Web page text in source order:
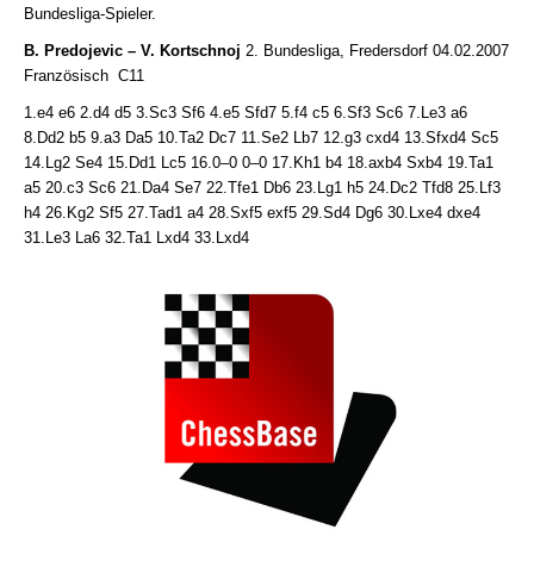
Bundesliga-Spieler.
B. Predojevic – V. Kortschnoj 2. Bundesliga, Fredersdorf 04.02.2007
Französisch C11
1.e4 e6 2.d4 d5 3.Sc3 Sf6 4.e5 Sfd7 5.f4 c5 6.Sf3 Sc6 7.Le3 a6
8.Dd2 b5 9.a3 Da5 10.Ta2 Dc7 11.Se2 Lb7 12.g3 cxd4 13.Sfxd4 Sc5
14.Lg2 Se4 15.Dd1 Lc5 16.0–0 0–0 17.Kh1 b4 18.axb4 Sxb4 19.Ta1
a5 20.c3 Sc6 21.Da4 Se7 22.Tfe1 Db6 23.Lg1 h5 24.Dc2 Tfd8 25.Lf3
h4 26.Kg2 Sf5 27.Tad1 a4 28.Sxf5 exf5 29.Sd4 Dg6 30.Lxe4 dxe4
31.Le3 La6 32.Ta1 Lxd4 33.Lxd4